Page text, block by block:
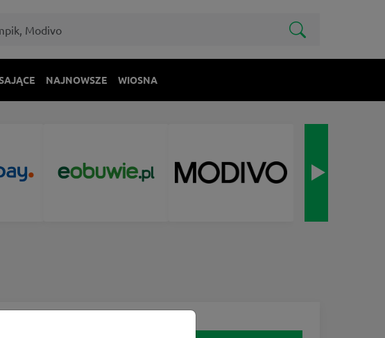
NAJNOWSZE WIOSNA